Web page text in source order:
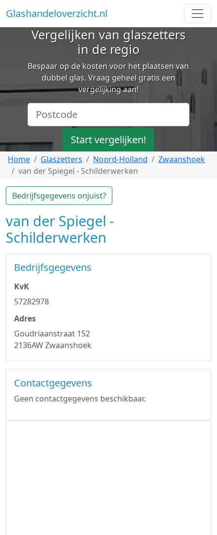
Glashandeloverzicht.nl
Vergelijken van glaszetters
in de regio
Bespaar op de kosten voor het plaatsen van
dubbel glas. Vraag geheel gratis een
vergelijking aan!
Start vergelijken!
Home Glaszetters Noord-Holland
Zwaanshoek
van der Spiegel - Schilderwerken
Bedrijfsgegevens onjuist?
van der Spiegel -
Schilderwerken
Bedrijfsgegevens
KvK
57282978
Adres
Goudriaanstraat 152
2136AW Zwaanshoek
Contactgegevens
Geen contactgegevens beschikbaar.